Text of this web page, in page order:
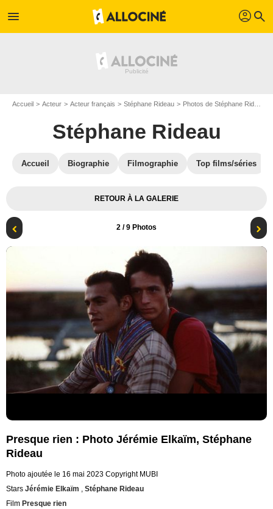
menu profil search
Accueil Acteur Acteur français Stéphane Rideau Photos de Stéphane Rideau
Stéphane Rideau
Accueil Biographie Filmographie Top films/séries
RETOUR À LA GALERIE
2 / 9 Photos
Presque rien : Photo Jérémie Elkaïm, Stéphane
Rideau
Photo ajoutée le 16 mai 2023 Copyright MUBI
Stars Jérémie Elkaïm , Stéphane Rideau
Film Presque rien